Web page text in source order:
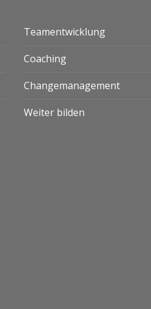
Teamentwicklung
Coaching
Changemanagement
Weiter bilden